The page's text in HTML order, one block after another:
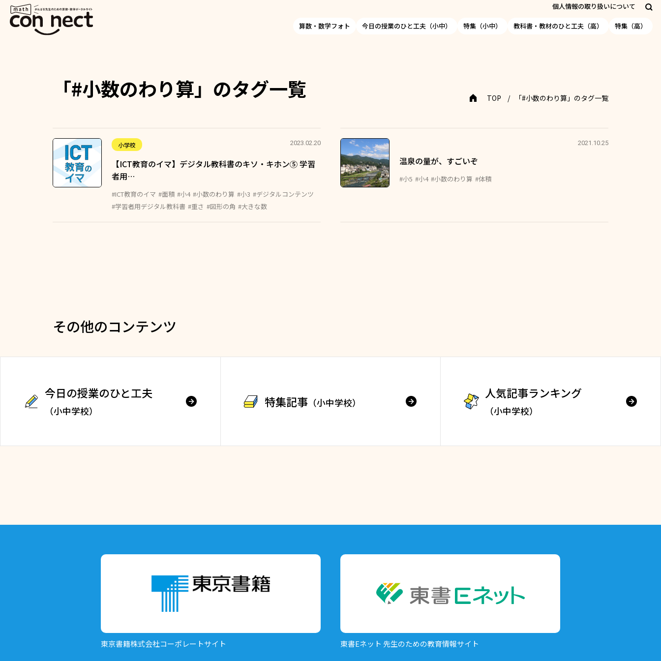
個人情報の取り扱いについて
算数・数学フォト 今日の授業のひと工夫（小中） 特集（小中） 教科書・教材のひと工夫（高） 特集（高）
「#小数のわり算」のタグ一覧 TOP 「#小数のわり算」のタグ一覧
小学校 2023.02.20
【ICT教育のイマ】デジタル教科書のキソ・キホン⑤ 学習
者用…
#ICT教育のイマ #面積 #小4 #小数のわり算 #小3 #デジタルコンテンツ
#学習者用デジタル教科書 #重さ #図形の角 #大きな数
2021.10.25
温泉の量が、すごいぞ
#小5 #小4 #小数のわり算 #体積
その他のコンテンツ
今日の授業のひと工夫
（小中学校）
特集記事 （小中学校）
人気記事ランキング
（小中学校）
東京書籍株式会社コーポレートサイト 東書Eネット 先生のための教育情報サイト